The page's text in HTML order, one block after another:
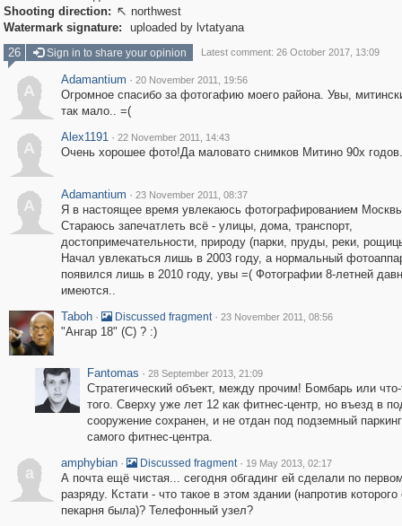
Shooting direction:  northwest
Watermark signature:
uploaded by lvtatyana
26
Sign in to share your opinion Latest comment: 26 October 2017, 13:09
A
Adamantium · 20 November 2011, 19:56
Огромное спасибо за фотогафию моего района. Увы,
так мало.. =(
A
Alex1191 · 22 November 2011, 14:43
Очень хорошее фото!Да маловато снимков Митино 90х годов.
A
Adamantium · 23 November 2011, 08:37
Я в настоящее время увлекаюсь фотографированием
Стараюсь запечатлеть всё - улицы, дома, транспорт,
достопримечательности, природу (парки, пруды, реки,
Начал увлекаться лишь в 2003 году, а нормальный
появился лишь в 2010 году, увы =( Фотографии 8-летней
имеются..
Taboh · Discussed fragment · 23 November 2011, 08:56
"Ангар 18" (С) ? :)
Fantomas · 28 September 2013, 21:09
Стратегический объект, между прочим! Бомбарь или что-
того. Сверху уже лет 12 как фитнес-центр, но въезд в
сооружение сохранен, и не отдан под подземный паркинг
самого фитнес-центра.
a
amphybian · Discussed fragment · 19 May 2013, 02:17
А почта ещё чистая... сегодня обгадинг ей сделали по
разряду. Кстати - что такое в этом здании (напротив
пекарня была)? Телефонный узел?